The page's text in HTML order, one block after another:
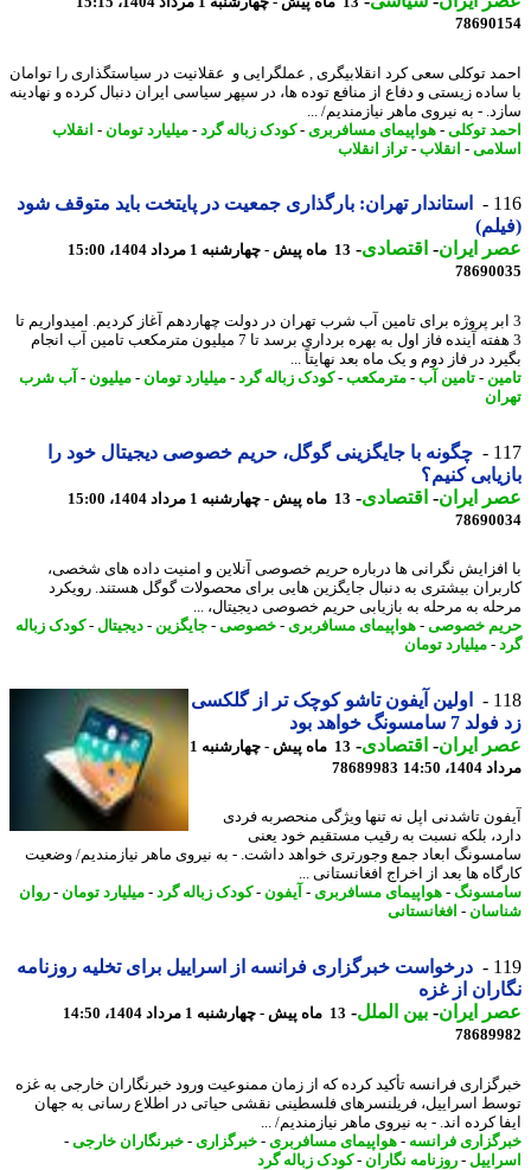
توکلی سعی کرد انقلابیگری , عملگرایی و عقلانیت در سیاستگذاری را توامان
زیستی و دفاع از منافع توده ها، در سپهر سیاسی ایران دنبال کرده و نهادینه
- به نیروی ماهر نیازمندیم/ ...
توکلی-هواپیمای مسافربری - کودک زباله گرد-میلیارد تومان-انقلاب
-انقلاب-تراز انقلاب
استاندار تهران: بارگذاری جمعیت در پایتخت باید متوقف شود
ایران- اقتصادی-13 ماه پیش - چهارشنبه 1 مرداد 1404، 15:00
پروژه برای تامین آب شرب تهران در دولت چهاردهم آغاز کردیم. امیدواریم تا
3 هفته آینده فاز اول به بهره برداری برسد تا 7 میلیون مترمکعب تامین آب انجام
در فاز دوم و یک ماه بعد نهایتاً ...
-تامین آب- مترمکعب-کودک زباله گرد-میلیارد تومان-میلیون-آب شرب
چگونه با جایگزینی گوگل، حریم خصوصی دیجیتال خود را
کنیم؟
ایران- اقتصادی-13 ماه پیش - چهارشنبه 1 مرداد 1404، 15:00
نگرانی ها درباره حریم خصوصی آنلاین و امنیت داده های شخصی،
بیشتری به دنبال جایگزین هایی برای محصولات گوگل هستند. رویکرد
به مرحله به بازیابی حریم خصوصی دیجیتال، ...
خصوصی-هواپیمای مسافربری - خصوصی-جایگزین- دیجیتال-کودک زباله
-میلیارد تومان
اولین آیفون تاشو کوچک تر از گلکسی
خواهد بود
ایران- اقتصادی-
13 ماه پیش - چهارشنبه 1
14:50
78689983
تاشدنی اپل نه تنها ویژگی منحصربه فردی
بلکه نسبت به رقیب مستقیم خود یعنی
ابعاد جمع وجورتری خواهد داشت. - به نیروی ماهر نیازمندیم/ وضعیت
ها بعد از اخراج افغانستانی ...
-هواپیمای مسافربری - آیفون-کودک زباله گرد-میلیارد تومان-روان
-افغانستانی
درخواست خبرگزاری فرانسه از اسراییل برای تخلیه روزنامه
از غزه
ایران- بین الملل-13 ماه پیش - چهارشنبه 1 مرداد 1404، 14:50
فرانسه تأکید کرده که از زمان ممنوعیت ورود خبرنگاران خارجی به غزه
اسراییل، فریلنسرهای فلسطینی نقشی حیاتی در اطلاع رسانی به جهان
کرده اند. - به نیروی ماهر نیازمندیم/ ...
فرانسه
-هواپیمای مسافربری - خبرگزاری - خبرنگاران خارجی-
-روزنامه نگاران- کودک زباله گرد